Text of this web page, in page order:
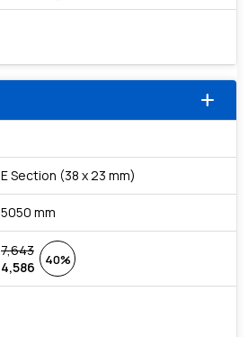
add
E Section (38 x 23 mm)
5050 mm
7,643
4,586
40%